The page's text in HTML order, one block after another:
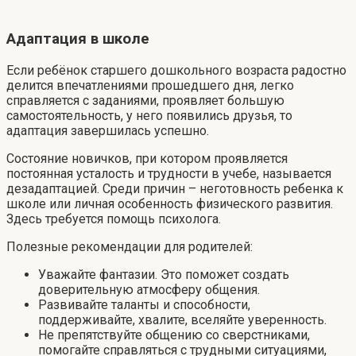
Адаптация в школе
Если ребёнок старшего дошкольного возраста радостно
делится впечатлениями прошедшего дня, легко
справляется с заданиями, проявляет большую
самостоятельность, у него появились друзья, то
адаптация завершилась успешно.
Состояние новичков, при котором проявляется
постоянная усталость и трудности в учебе, называется
дезадаптацией. Среди причин – неготовность ребенка к
школе или личная особенность физического развития.
Здесь требуется помощь психолога.
Полезные рекомендации для родителей:
Уважайте фантазии. Это поможет создать
доверительную атмосферу общения.
Развивайте таланты и способности,
поддерживайте, хвалите, вселяйте уверенность.
Не препятствуйте общению со сверстниками,
помогайте справляться с трудными ситуациями,